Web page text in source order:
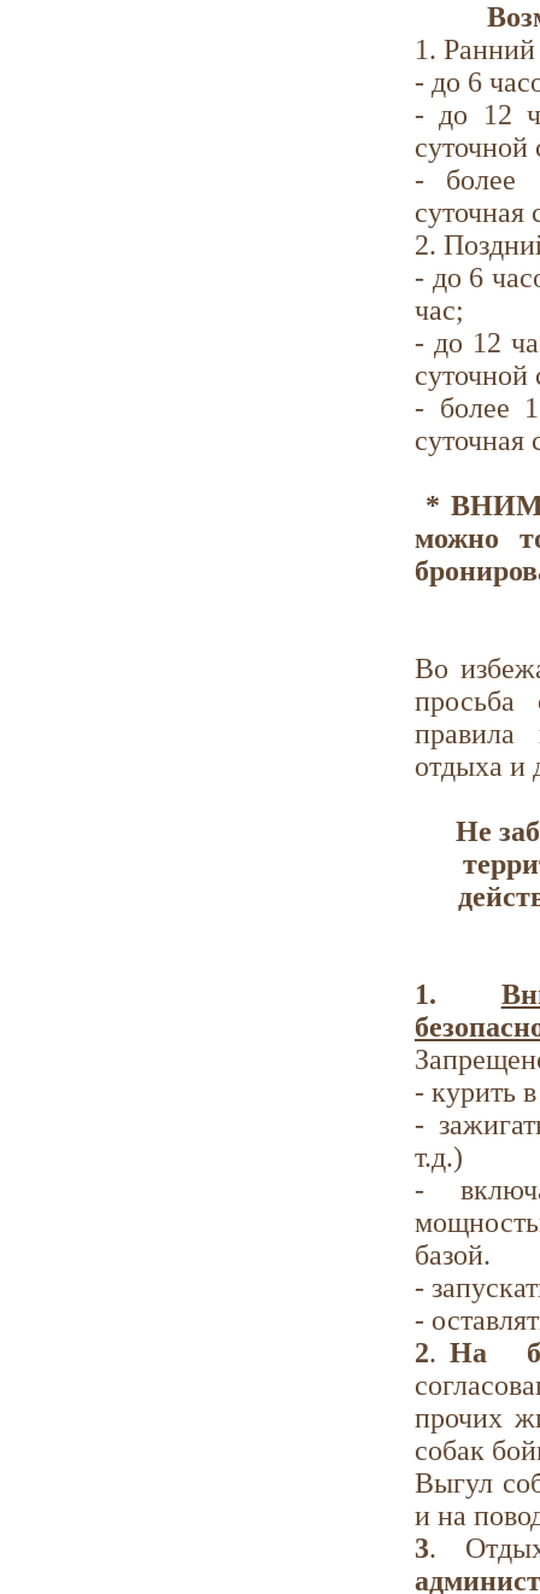
1. Ранний
- до 6
- до 12
- более
суточная
2.
- до 6
час;
- до 12
- более
суточная
*
можно
Во
просьба
правила
отдыха и
Не
1.
- курить
-
т.д.)
-
базой.
-
-
2.На
прочих
собак
Выгул
и на
3.